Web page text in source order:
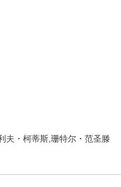
夫・柯蒂斯,珊特尔・范圣滕